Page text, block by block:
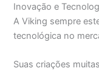
Inovação e
A Viking sempre
tecnológica no
Suas criações